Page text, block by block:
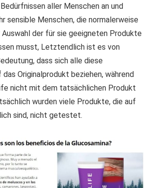
aller Menschen an und
sensible Menschen, die normalerweise
der für sie geeigneten Produkte
musst, Letztendlich ist es von
dass sich alle diese
Originalprodukt beziehen, während
nicht mit dem tatsächlichen Produkt
wurden viele Produkte, die auf
sind, nicht getestet.